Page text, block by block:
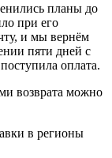
планы до
при его
и мы вернём
пяти дней с
оплата.
возврата можно
в регионы